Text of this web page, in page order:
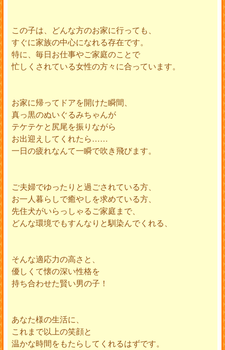
この子は、どんな方のお家に行っても、
すぐに家族の中心になれる存在です。
特に、毎日お仕事やご家庭のことで
忙しくされている女性の方々に合っています。
お家に帰ってドアを開けた瞬間、
真っ黒のぬいぐるみちゃんが
テケテケと尻尾を振りながら
お出迎えしてくれたら……
一日の疲れなんて一瞬で吹き飛びます。
ご夫婦でゆったりと過ごされている方、
お一人暮らしで癒やしを求めている方、
先住犬がいらっしゃるご家庭まで、
どんな環境でもすんなりと馴染んでくれる、
そんな適応力の高さと、
優しくて懐の深い性格を
持ち合わせた賢い男の子！
あなた様の生活に、
これまで以上の笑顔と
温かな時間をもたらしてくれるはずです。